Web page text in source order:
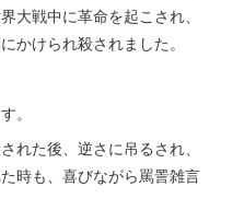
大戦中に革命を起こされ、
かけられ殺されました。
。
れた後、逆さに吊るされ、
時も、喜びながら罵詈雑言